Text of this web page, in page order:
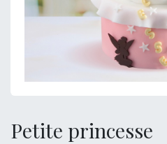
Petite princesse